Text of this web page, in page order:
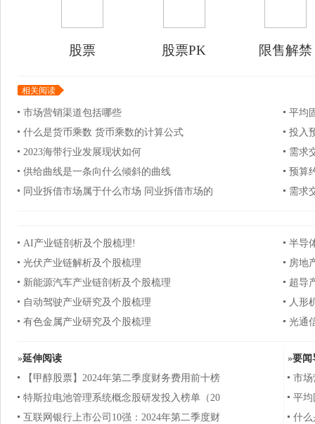
股票 股票PK 限售解禁
相关阅读
市场营销渠道包括哪些
平均
什么是货币乘数 货币乘数的计算公式
投入
2023海带行业发展现状如何
需求
供给曲线是一条向什么倾斜的曲线
预算
同业拆借市场属于什么市场 同业拆借市场的
需求
AI产业链剖析及个股梳理!
半导
光伏产业链解析及个股梳理
房地
新能源汽车产业链剖析及个股梳理
超导
自动驾驶产业研究及个股梳理
人形
有色金属产业研究及个股梳理
光通
»延伸阅读
【甲醇股票】2024年第二季度财务费用前十榜
特斯拉电池管理系统概念股研发投入榜单（20
互联网银行上市公司10强：2024年第二季度财
»要闻
市场
平均
什么